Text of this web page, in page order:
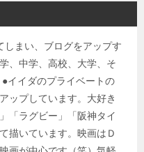
しまい、ブログをアップす
、中学、高校、大学、そ
イイダのプライベートの
ップしています。大好き
「ラグビー」「阪神タイ
描いています。映画はＤ